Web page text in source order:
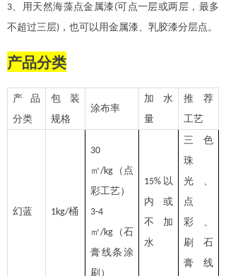
3 、用天然海藻点金属漆 (可点一层或两层，最多
不超过三层) ，也可以用金属漆、乳胶漆分层点。
产品分类
产品
分类
包装
规格
涂布率
加水
量
推荐
工艺
幻蓝 1kg/桶
30
㎡/kg （点
彩工艺）
3-4
㎡/kg （石
膏线条涂
刷）
15% 以
内或
不加
水
三色
珠
光、
点
彩、
刷石
膏线